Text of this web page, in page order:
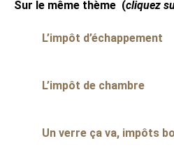
Sur le même thème (cliquez
L’impôt d’échappement
L’impôt de chambre
Un verre ça va, impôts